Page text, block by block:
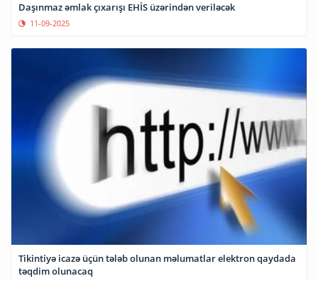
Daşınmaz əmlak çıxarışı EHİS üzərindən veriləcək
11-09-2025
Tikintiyə icazə üçün tələb olunan məlumatlar elektron qaydada
təqdim olunacaq